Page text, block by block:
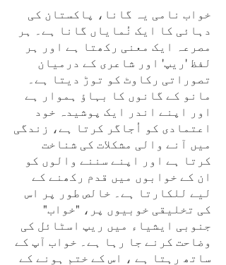
دہائی کا ایک نُمایاں گانا ہے۔ ہر
مصرعہ ایک معنی رکھتا ہے اور ہر
لفظ 'ریپ' اور شاعری کے درمیان
تصوراتی رکاوٹ کو توڑ دیتا ہے۔
مانو کے گانوں کا بہاؤ ہموار ہے
اور اپنے اندر ایک پوشیدہ خود
اعتمادی کو اُجاگر کرتا ہے، زندگی
میں آنے والی مشکلات کی شناخت
کرتا ہے اور اپنے سننے والوں کو
ان کے خوابوں میں قدم رکھنے کے
لیے للکارتا ہے۔ خالص طور پر اس
کی تخلیقی خوبیوں پر، "خواب"
جنوبی ایشیاء میں ریپ اسٹائل کی
وضاحت کرنے جا رہا ہے۔ خواب آپ کے
ساتھ رہتا ہے ، اس کے ختم ہونے کے